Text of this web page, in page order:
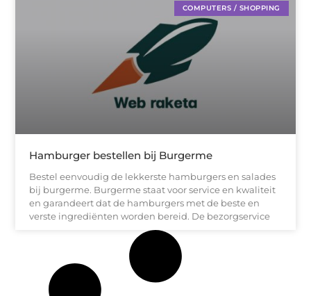
COMPUTERS / SHOPPING
Hamburger bestellen bij Burgerme
Bestel eenvoudig de lekkerste hamburgers en salades
bij burgerme. Burgerme staat voor service en kwaliteit
en garandeert dat de hamburgers met de beste en
verste ingrediënten worden bereid. De bezorgservice